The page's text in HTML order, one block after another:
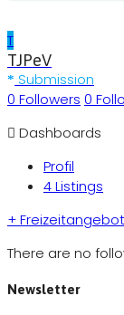
T
TJPeV
Submission
0 Followers 0
Dashboards
Profil
4 Listings
+
There are no
Newsletter